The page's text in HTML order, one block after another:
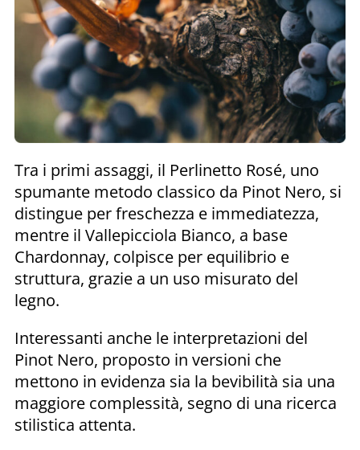
Tra i primi assaggi, il Perlinetto Rosé, uno
spumante metodo classico da Pinot Nero, si
distingue per freschezza e immediatezza,
mentre il Vallepicciola Bianco, a base
Chardonnay, colpisce per equilibrio e
struttura, grazie a un uso misurato del
legno.
Interessanti anche le interpretazioni del
Pinot Nero, proposto in versioni che
mettono in evidenza sia la bevibilità sia una
maggiore complessità, segno di una ricerca
stilistica attenta.